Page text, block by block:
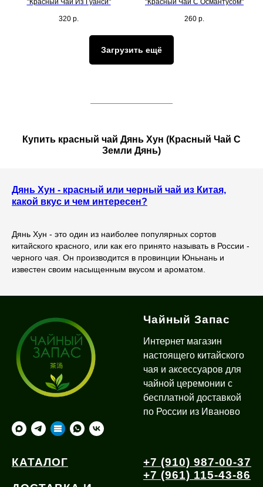
320 р. 260 р.
Загрузить ещё
Купить красный чай Дянь Хун (Красный Чай С
Земли Дянь)
Дянь Хун - красный или черный чай из Китая,
какой вкус и чем интересен?
Дянь Хун - это один из наиболее популярных сортов
китайского красного, или как его принято называть в России -
черного чая. Он производится в провинции Юньнань и
известен своим насыщенным вкусом и ароматом.
Чайный Запас
Интернет магазин
настоящего китайского
чая и аксессуаров для
чайной церемонии с
бесплатной доставкой
по России из Иваново
КАТАЛОГ
+7 (910) 987-00-37
+7 (961) 115-43-86